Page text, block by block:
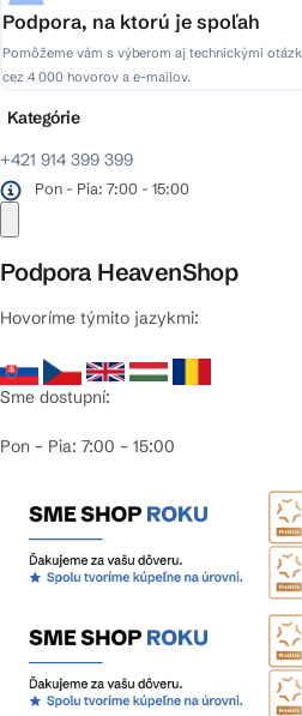
Podpora, na ktorú je spoľah
Pomôžeme vám s výberom aj technickými
cez 4 000 hovorov a e-mailov.
+421 914 399 399
Pon - Pia: 7:00 - 15:00
Podpora HeavenShop
Hovoríme týmito jazykmi:
Sme dostupní:
Pon – Pia: 7:00 – 15:00
Kategórie